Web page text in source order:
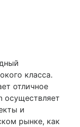
класса.
отличное
осуществляет
и
рынке, как